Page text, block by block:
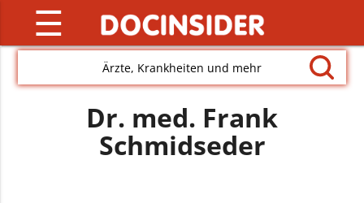
☰
Ärzte, Krankheiten und mehr
Dr. med. Frank
Schmidseder